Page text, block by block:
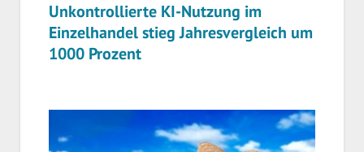
Unkontrollierte KI-Nutzung im
Einzelhandel stieg Jahresvergleich um
1000 Prozent